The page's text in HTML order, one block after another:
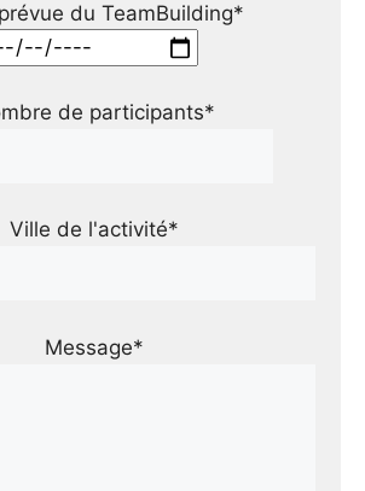
du TeamBuilding*
de participants*
Ville de l'activité*
Message*